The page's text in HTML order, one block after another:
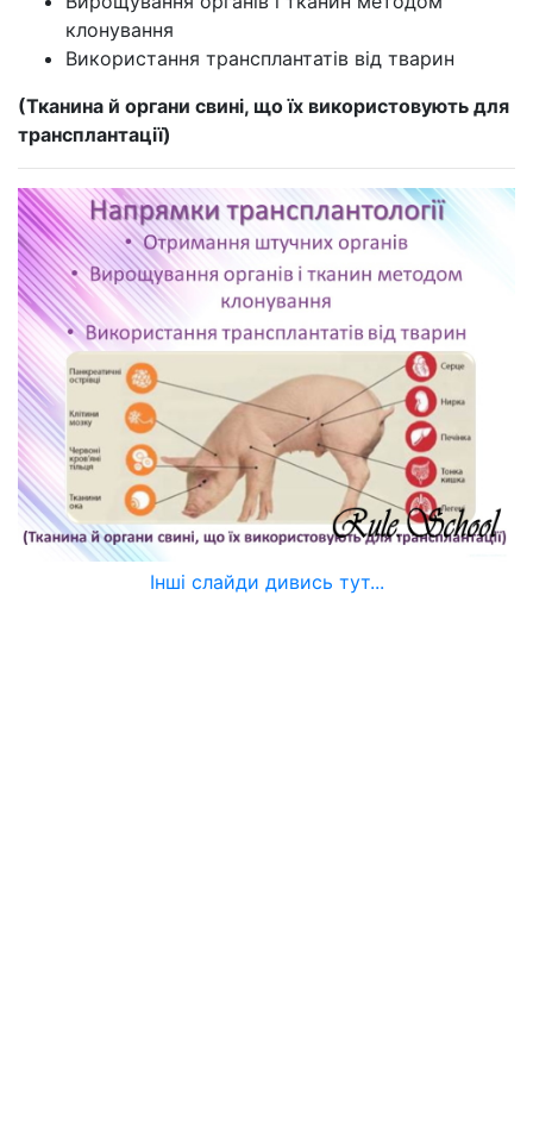
клонування
Використання трансплантатів від тварин
(Тканина й органи свині, що їх використовують для
трансплантації)
Інші слайди дивись тут...